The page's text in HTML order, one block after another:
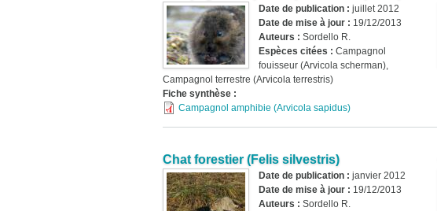
Date de publication : juillet 2012
Date de mise à jour : 19/12/2013
Auteurs : Sordello R.
Espèces citées : Campagnol
fouisseur (Arvicola scherman),
Campagnol terrestre (Arvicola terrestris)
Fiche synthèse :
Campagnol amphibie (Arvicola sapidus)
Chat forestier (Felis silvestris)
Date de publication : janvier 2012
Date de mise à jour : 19/12/2013
Auteurs : Sordello R.